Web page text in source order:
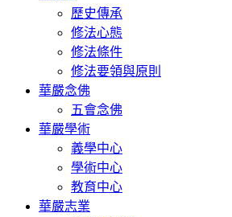
歷史傳承
修法心態
修法條件
修法要領與原則
華嚴念佛
五會念佛
華嚴學術
義學中心
學術中心
教育中心
華嚴志業